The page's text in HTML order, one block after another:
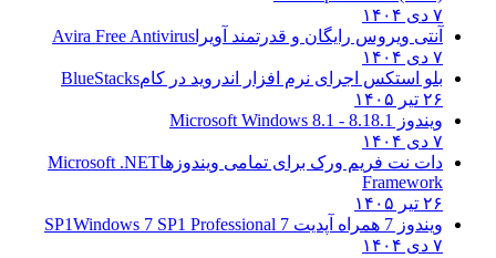
۷ دی ۱۴۰۴
آنتی ویروس رایگان و قدرتمند آویرا Avira Free Antivirus
۷ دی ۱۴۰۴
بلو استکس اجرای نرم افزار اندروید در کامBlueStacks
۲۶ تیر ۱۴۰۵
ویندوز 8.1
8.1 - Microsoft Windows 8.1
۷ دی ۱۴۰۴
دات نت فریم ورک برای تمامی ویندوزهاMicrosoft .NET
Framework
۲۶ تیر ۱۴۰۵
ویندوز 7 همراه آپدیت 7 SP1
Windows 7 SP1 Professional
۷ دی ۱۴۰۴